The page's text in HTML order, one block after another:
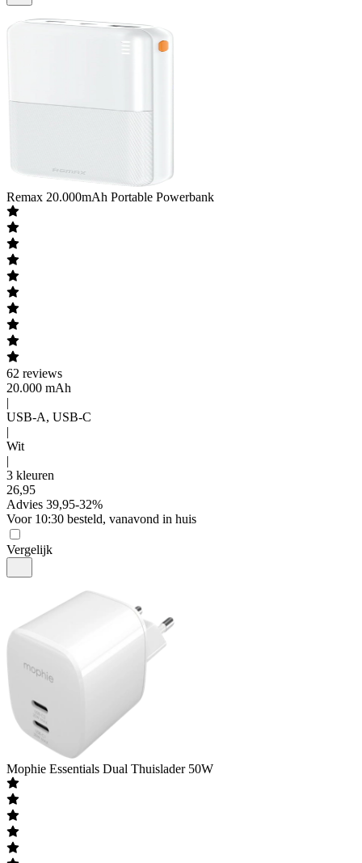
Remax 20.000mAh Portable Powerbank
62 reviews
20.000 mAh
|
USB-A, USB-C
|
Wit
|
3 kleuren
26,95
Advies 39,95-32%
Voor 10:30 besteld, vanavond in huis
Vergelijk
Mophie Essentials Dual Thuislader 50W